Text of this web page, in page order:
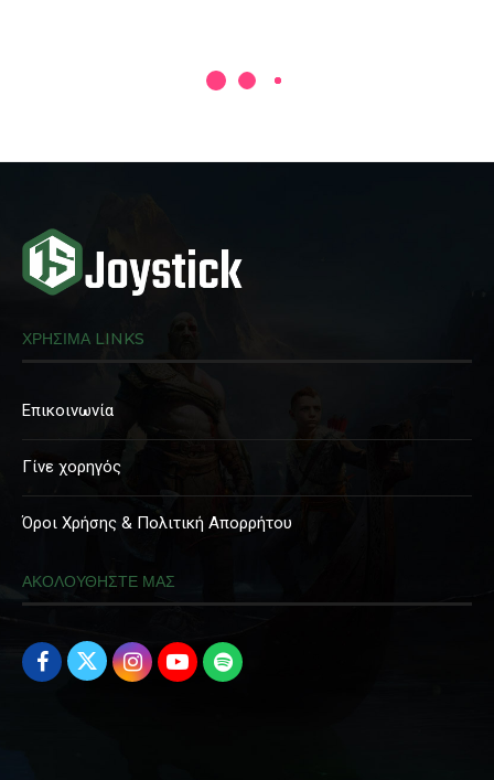
ΧΡΗΣΙΜΑ LINKS
Επικοινωνία
Γίνε χορηγός
Όροι Χρήσης & Πολιτική Απορρήτου
ΑΚΟΛΟΥΘΗΣΤΕ ΜΑΣ